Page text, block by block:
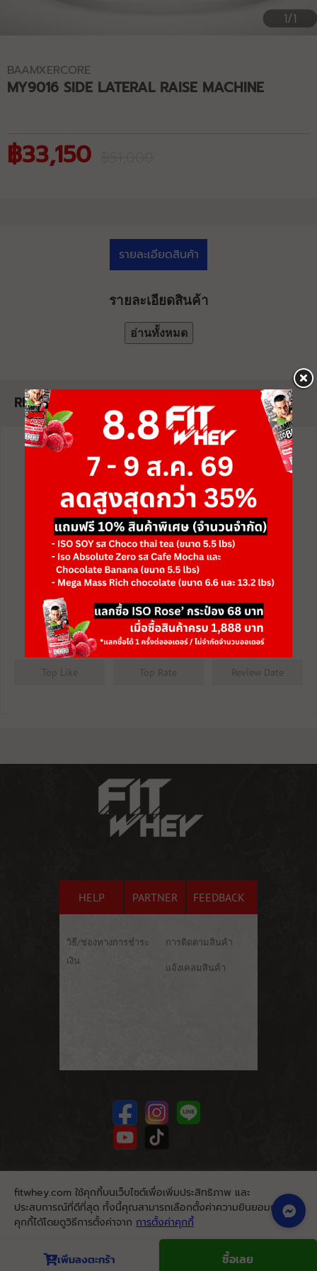
1/1
BAAMXERCORE
MY9016 SIDE LATERAL RAISE MACHINE
฿33,150
รายละเอียดสินค้า
รายละเอียดสินค้า
อ่านทั้งหมด
REVIEW
Review
0
0 Total Review
5 Star
0
3 Star
2 Star
1 Star
Top Like Top Rate Review Date
เพิ่มลงตะกร้า ซื้อเลย
HELP PARTNER FEEDBACK
วิธี/ช่องทางการชำระ
เงิน
การติดตามสินค้า
แจ้งเคลมสินค้า
© 2026. Fitwhey.com. All Rights Reserved.
fitwhey.com ใช้คุกกี้บนเว็บไซต์เพื่อเพิ่มประสิทธิภาพ และ
ประสบการณ์ที่ดีที่สุด ทั้งนี้คุณสามารถเลือกตั้งค่าความยินยอมการใช้
คุกกี้ได้โดยดูวิธีการตั้งค่าจาก การตั้งค่าคุกกี้
นโยบายคุกกี้